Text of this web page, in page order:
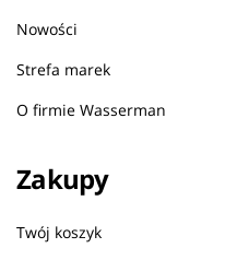
Nowości
Strefa marek
O firmie Wasserman
Zakupy
Twój koszyk